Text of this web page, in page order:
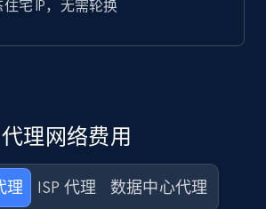
宅 IP，无需轮换
代理网络费用
理 ISP 代理 数据中心代理